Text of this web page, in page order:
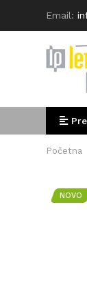
Email:
Početna
NOVO